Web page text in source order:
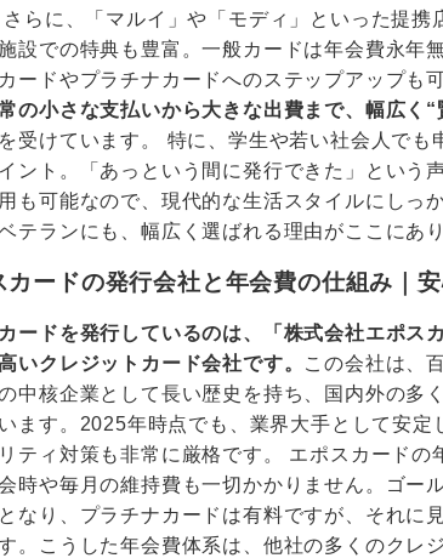
らに、「マルイ」や「モディ」といった提携
設での特典も豊富。一般カードは年会費永年
ードやプラチナカードへのステップアップも
の小さな支払いから大きな出費まで、幅広く
受けています。 特に、学生や若い社会人で
ント。「あっという間に発行できた」という
も可能なので、現代的な生活スタイルにしっ
テランにも、幅広く選ばれる理由がここにあり
カードの発行会社と年会費の仕組み｜
ードを発行しているのは、「株式会社エポ
いクレジットカード会社です。 この会社は、
中核企業として長い歴史を持ち、国内外の多
ます。2025年時点でも、業界大手として安
ティ対策も非常に厳格です。 エポスカードの
時や毎月の維持費も一切かかりません。ゴー
なり、プラチナカードは有料ですが、それに
。こうした年会費体系は、他社の多くのクレ